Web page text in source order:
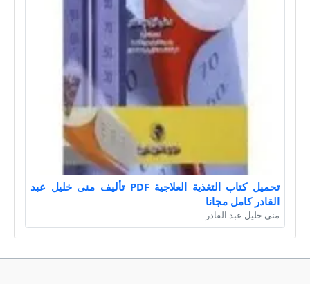
تحميل كتاب التغذية العلاجية PDF تأليف منى خليل عبد
القادر كامل مجانا
منى خليل عبد القادر